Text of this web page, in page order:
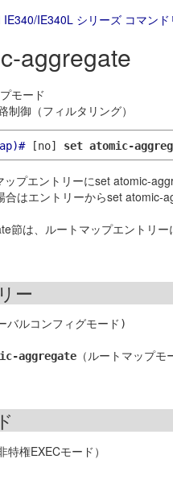
IE340L シリーズ コマン
aggregate
モード
制御（フィルタリング）
[no] set atomic-
ップエントリーにset atomic-
合はエントリーからset atomic-
節は、ルートマップエントリ
ー
バルコンフィグモード)
aggregate
特権EXECモード）